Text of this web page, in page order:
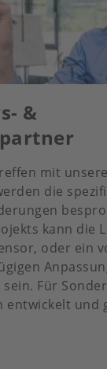
&
mit
die
kann die
oder ein
Für
entwickelt und